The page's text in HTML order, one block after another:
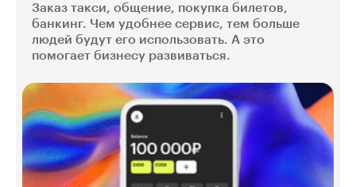
Заказ такси, общение, покупка билетов,
банкинг. Чем удобнее сервис, тем больше
людей будут его использовать. А это
помогает бизнесу развиваться.